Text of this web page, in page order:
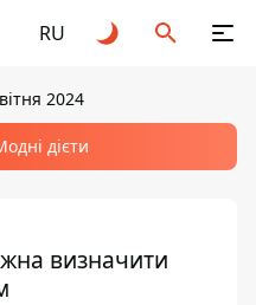
RU
2024
дієти
визначити